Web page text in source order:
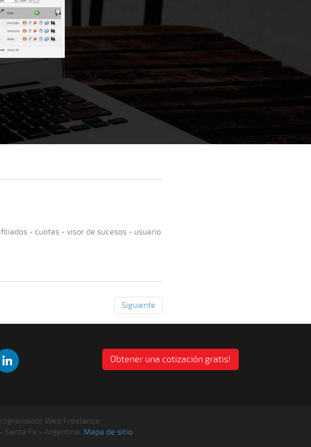
- cuotas - visor de sucesos - usuario
Siguiente
Obtener una cotización gratis!
Web Freelance.
Santa Fe - Argentina. Mapa de sitio